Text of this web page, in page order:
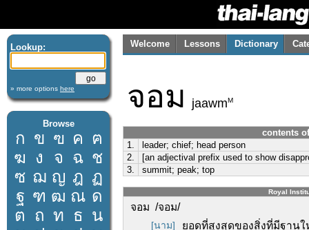
Lookup:
» more options here
Browse
ก ข ฃ ค ฅ
ฆ ง จ ฉ ช
ซ ฌ ญ ฎ ฏ
ฐ ฑ ฒ ณ ด
ต ถ ท ธ น
Welcome Lessons Dictionary
จอม jaawmM
contents
1.
leader; chief; head person
2.
[an adjectival prefix used to show
3.
summit; peak; top
Royal
จอม /จอม/
[นาม] ยอดที่สูงสุดของสิ่งที่มีฐานใ